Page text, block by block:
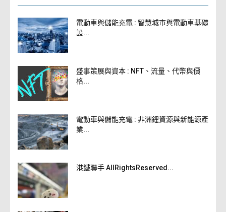
電動車與儲能充電 : 智慧城市與電動車基礎
設...
盛事策展與資本 : NFT、流量、代幣與價
格...
電動車與儲能充電 : 非洲鋰資源與新能源產
業...
港鐵聯手 AllRightsReserved...